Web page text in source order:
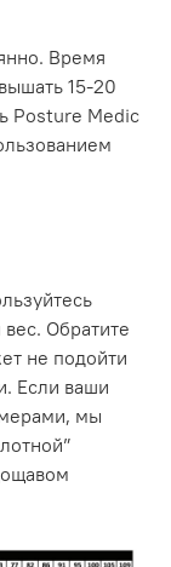
Время
15-20
Posture Medic
Обратите
не подойти
Если ваши
мы